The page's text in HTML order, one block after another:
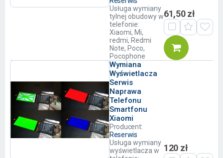
Usługa wymiany
tylnej obudowy w
telefonie:
Xiaomi, Mi,
redmi, Redmi
Note, Poco,
Pocophone
61,50 zł
Wymiana
Wyświetlacza
Serwis
Naprawa
Telefonu
Smartfonu
Xiaomi
Producent:
Reserwis
Usługa wymiany
wyświetlacza w
120 zł